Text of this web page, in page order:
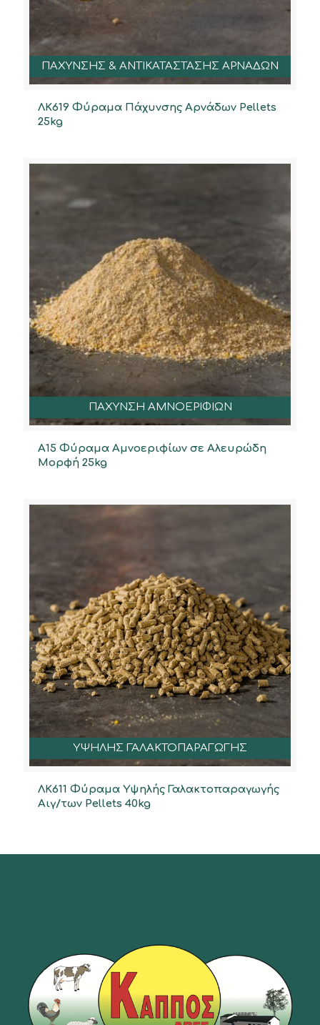
ΠΑΧΥΝΣΗΣ & ΑΝΤΙΚΑΤΑΣΤΑΣΗΣ ΑΡΝΑΔΩΝ
ΛΚ619 Φύραμα Πάχυνσης Αρνάδων Pellets
25kg
ΠΑΧΥΝΣΗ ΑΜΝΟΕΡΙΦΙΩΝ
Α15 Φύραμα Αμνοεριφίων σε Αλευρώδη
Μορφή 25kg
ΥΨΗΛΗΣ ΓΑΛΑΚΤΟΠΑΡΑΓΩΓΗΣ
ΛΚ611 Φύραμα Υψηλής Γαλακτοπαραγωγής
Αιγ/των Pellets 40kg